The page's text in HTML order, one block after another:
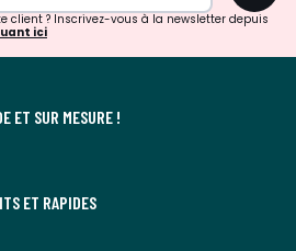
client ? Inscrivez-vous à la newsletter depuis
ici
ET SUR MESURE !
ET RAPIDES